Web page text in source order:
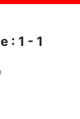
: 1 - 1